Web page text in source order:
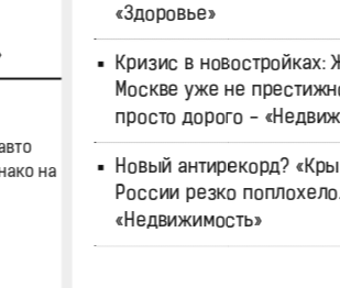
на
«Здоровье»
Кризис в новостройках:
Москве уже не
просто дорого -
Новый антирекорд?
России резко
«Недвижимость»